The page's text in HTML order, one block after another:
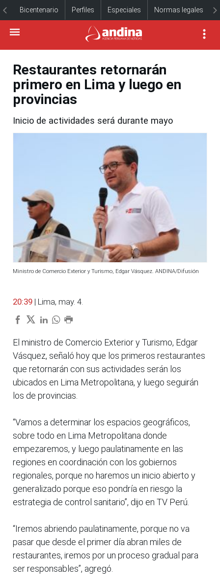
Bicentenario Perfiles Especiales Normas legales
Restaurantes retornarán
primero en Lima y luego en
provincias
Inicio de actividades será durante mayo
Ministro de Comercio Exterior y Turismo, Edgar Vásquez. ANDINA/Difusión
20:39 | Lima, may. 4.
El ministro de Comercio Exterior y Turismo, Edgar
Vásquez, señaló hoy que los primeros restaurantes
que retornarán con sus actividades serán los
ubicados en Lima Metropolitana, y luego seguirán
los de provincias.
“Vamos a determinar los espacios geográficos,
sobre todo en Lima Metropolitana donde
empezaremos, y luego paulatinamente en las
regiones en coordinación con los gobiernos
regionales, porque no haremos un inicio abierto y
generalizado porque eso pondría en riesgo la
estrategia de control sanitario”, dijo en TV Perú.
“Iremos abriendo paulatinamente, porque no va
pasar que desde el primer día abran miles de
restaurantes, iremos por un proceso gradual para
ser responsables”, agregó.